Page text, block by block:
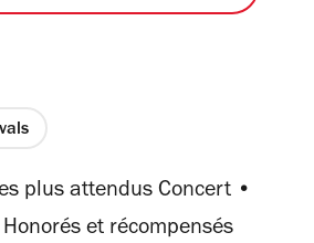
plus attendus Concert •
et récompensés